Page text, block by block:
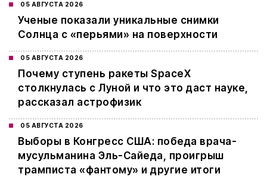
05 АВГУСТА 2026
Ученые показали уникальные снимки
Солнца с «перьями» на поверхности
05 АВГУСТА 2026
Почему ступень ракеты SpaceX
столкнулась с Луной и что это даст науке,
рассказал астрофизик
05 АВГУСТА 2026
Выборы в Конгресс США: победа врача-
мусульманина Эль-Сайеда, проигрыш
трамписта «фантому» и другие итоги